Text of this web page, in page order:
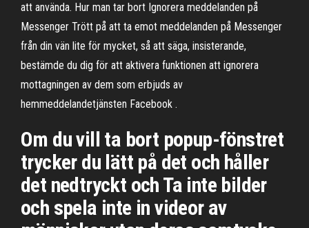
att använda. Hur man tar bort Ignorera meddelanden på
Messenger Trött på att ta emot meddelanden på Messenger
från din vän lite för mycket, så att säga, insisterande,
bestämde du dig för att aktivera funktionen att ignorera
mottagningen av dem som erbjuds av
hemmeddelandetjänsten Facebook .
Om du vill ta bort popup-fönstret
trycker du lätt på det och håller
det nedtryckt och Ta inte bilder
och spela inte in videor av